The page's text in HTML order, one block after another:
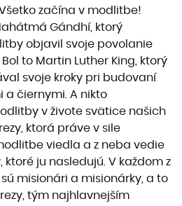
začína v modlitbe!
Gándhí, ktorý
objavil svoje povolanie
to Martin Luther King, ktorý
svoje kroky pri budovaní
a čiernymi. A nikto
v živote svätice našich
ktorá práve v sile
viedla a z neba vedie
ktoré ju nasledujú. V každom z
misionári a misionárky, a to
tým najhlavnejším